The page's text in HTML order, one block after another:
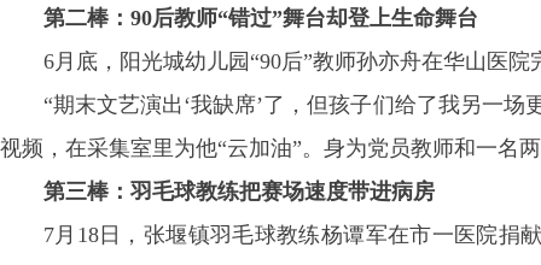
第二棒：90后教师“错过”舞台却登上生命舞台
6月底，阳光城幼儿园“90后”教师孙亦舟在华山医
“期末文艺演出‘我缺席’了，但孩子们给了我另一
视频，在采集室里为他“云加油”。身为党员教师和一名
第三棒：羽毛球教练把赛场速度带进病房
7月18日，张堰镇羽毛球教练杨谭军在市一医院捐